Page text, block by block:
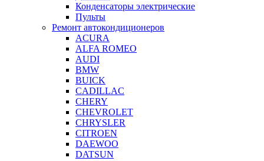
Конденсаторы электрические
Пульты
Ремонт автокондиционеров
ACURA
ALFA ROMEO
AUDI
BMW
BUICK
CADILLAC
CHERY
CHEVROLET
CHRYSLER
CITROEN
DAEWOO
DATSUN